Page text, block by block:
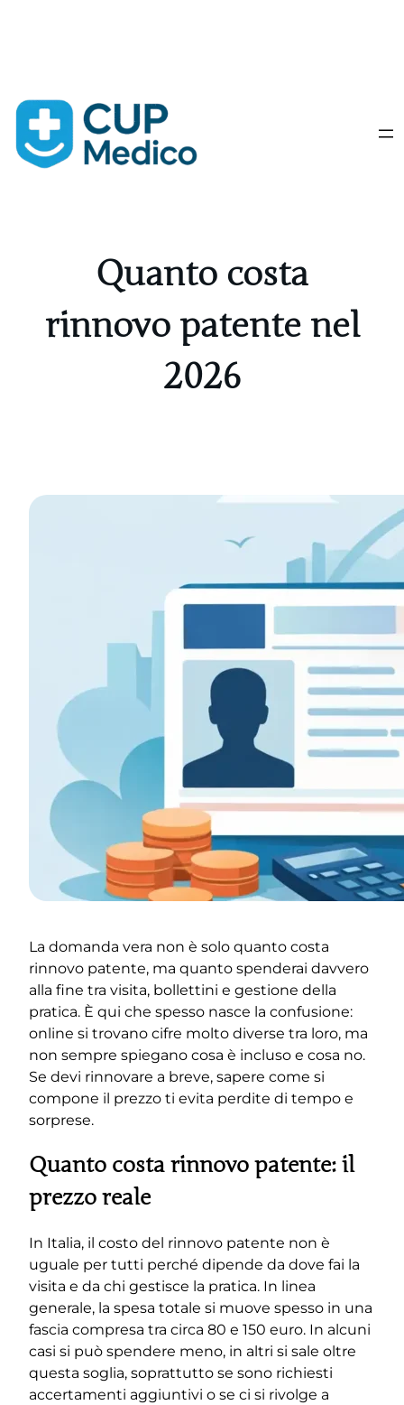
al
contenuto
Quanto costa
rinnovo patente nel
2026
La domanda vera non è solo quanto costa
rinnovo patente, ma quanto spenderai davvero
alla fine tra visita, bollettini e gestione della
pratica. È qui che spesso nasce la confusione:
online si trovano cifre molto diverse tra loro, ma
non sempre spiegano cosa è incluso e cosa no.
Se devi rinnovare a breve, sapere come si
compone il prezzo ti evita perdite di tempo e
sorprese.
Quanto costa rinnovo patente: il
prezzo reale
In Italia, il costo del rinnovo patente non è
uguale per tutti perché dipende da dove fai la
visita e da chi gestisce la pratica. In linea
generale, la spesa totale si muove spesso in una
fascia compresa tra circa 80 e 150 euro. In alcuni
casi si può spendere meno, in altri si sale oltre
questa soglia, soprattutto se sono richiesti
accertamenti aggiuntivi o se ci si rivolge a